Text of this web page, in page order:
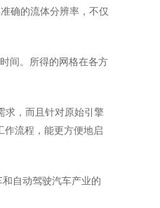
确的流体分辨率，不仅
间。所得的网格在各方
求，而且针对原始引擎
流程，能更方便地启
自动驾驶汽车产业的